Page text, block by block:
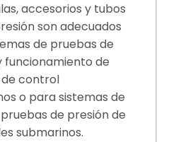
accesorios y tubos
son adecuados
de pruebas de
funcionamiento de
control
o para sistemas de
de presión de
submarinos.